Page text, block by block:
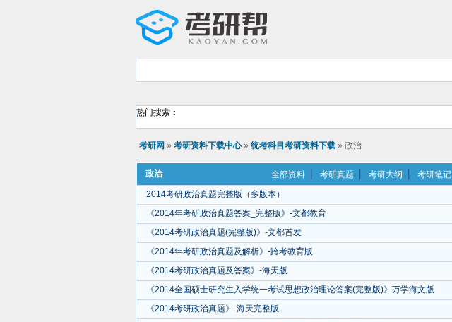
热门搜索：
考研网 » 考研资料下载中心» 统考科目考研资料下载 » 政治
全部资料 考研真题 考研大纲 考研笔记
政治
2014考研政治真题完整版（多版本）
《2014年考研政治真题答案_完整版》-文都教育
《2014考研政治真题(完整版)》-文都首发
《2014年考研政治真题及解析》-跨考教育版
《2014考研政治真题及答案》-海天版
《2014全国硕士研究生入学统一考试思想政治理论答案(完整版)》万学海文版
《2014考研政治真题》-海天完整版